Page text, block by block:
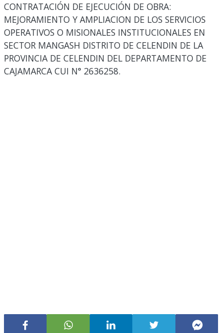
CONTRATACIÓN DE EJECUCIÓN DE OBRA:
MEJORAMIENTO Y AMPLIACION DE LOS SERVICIOS
OPERATIVOS O MISIONALES INSTITUCIONALES EN
SECTOR MANGASH DISTRITO DE CELENDIN DE LA
PROVINCIA DE CELENDIN DEL DEPARTAMENTO DE
CAJAMARCA CUI N° 2636258.